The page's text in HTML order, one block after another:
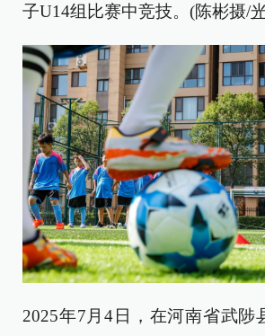
子U14组比赛中竞技。(陈彬摄/
2025年7月4日，在河南省武陟